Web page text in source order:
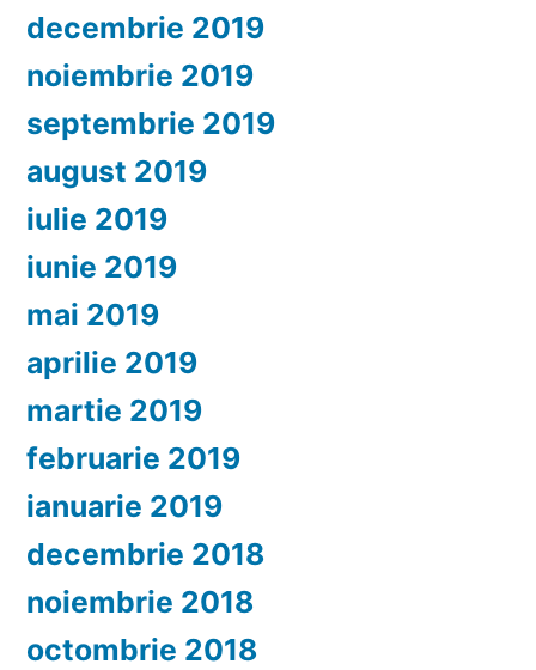
decembrie 2019
noiembrie 2019
septembrie 2019
august 2019
iulie 2019
iunie 2019
mai 2019
aprilie 2019
martie 2019
februarie 2019
ianuarie 2019
decembrie 2018
noiembrie 2018
octombrie 2018